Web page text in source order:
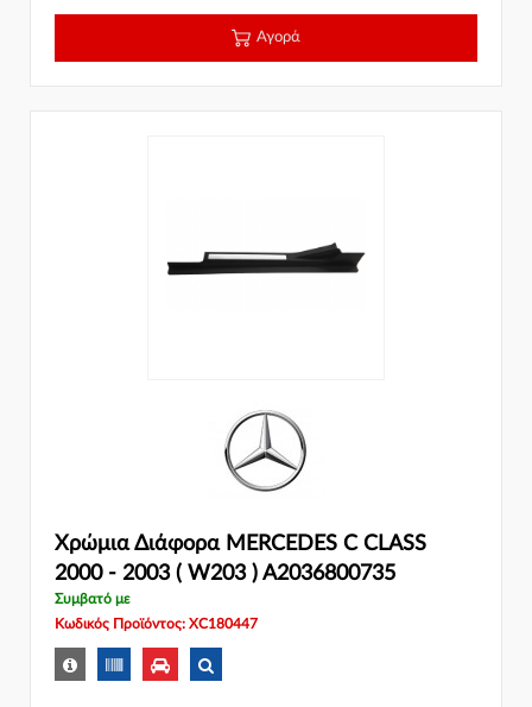
Αγορά
Χρώμια Διάφορα MERCEDES C CLASS
2000 - 2003 ( W203 ) A2036800735
Συμβατό με
Κωδικός Προϊόντος: XC180447